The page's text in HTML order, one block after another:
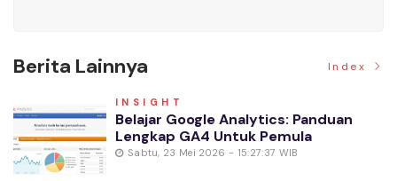
Berita Lainnya Index
INSIGHT
Belajar Google Analytics: Panduan
Lengkap GA4 Untuk Pemula
Sabtu, 23 Mei 2026 - 15:27:37 WIB